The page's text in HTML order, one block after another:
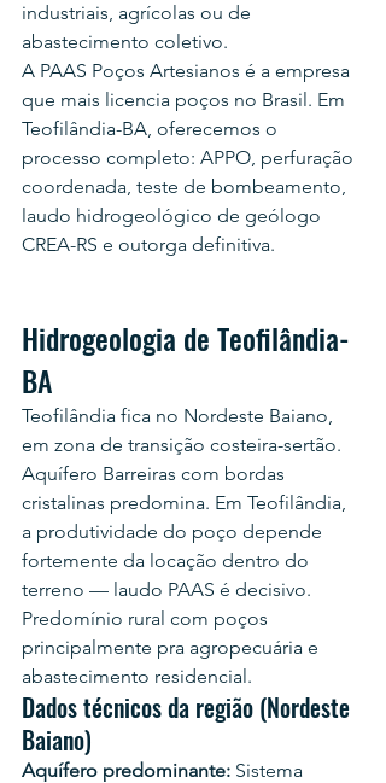
industriais, agrícolas ou de
abastecimento coletivo.
A PAAS Poços Artesianos é a empresa
que mais licencia poços no Brasil. Em
Teofilândia-BA, oferecemos o
processo completo: APPO, perfuração
coordenada, teste de bombeamento,
laudo hidrogeológico de geólogo
CREA-RS e outorga definitiva.
Hidrogeologia de Teofilândia-
BA
Teofilândia fica no Nordeste Baiano,
em zona de transição costeira-sertão.
Aquífero Barreiras com bordas
cristalinas predomina. Em Teofilândia,
a produtividade do poço depende
fortemente da locação dentro do
terreno — laudo PAAS é decisivo.
Predomínio rural com poços
principalmente pra agropecuária e
abastecimento residencial.
Dados técnicos da região (Nordeste
Baiano)
Aquífero predominante: Sistema